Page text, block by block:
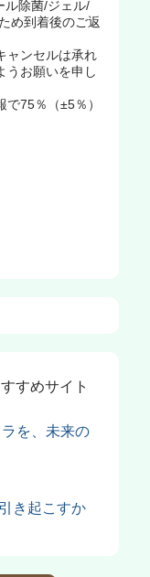
ル除菌/ジェル/
め到着後のご返
ャンセルは承れ
うお願いを申し
75％（±5％）
すめサイト
を、未来の
き起こすか